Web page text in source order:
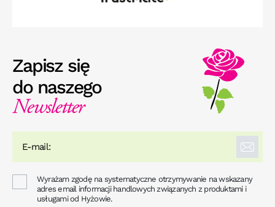
Zapisz się
do naszego
Newsletter
Wyrażam zgodę na systematyczne otrzymywanie na wskazany
adres email informacji handlowych związanych z produktami i
usługami od Hyżowie.